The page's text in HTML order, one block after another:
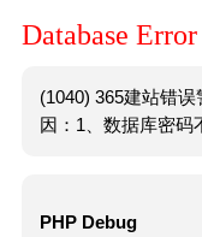
Database Error
(1040) 365建站错
因：1、数据库密码
PHP Debug